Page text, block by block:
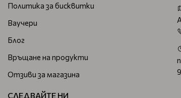
Политика за бисквитки
Ваучери
Блог
Връщане на продукти
Отзиви за магазина
СЛЕДВАЙТЕ НИ